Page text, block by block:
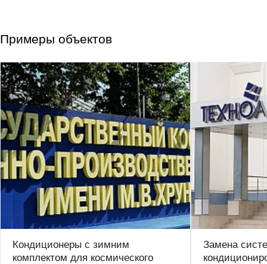
Примеры объектов
Кондиционеры с зимним
комплектом для космического
Замена